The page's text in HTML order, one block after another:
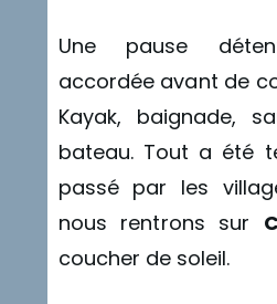
Une pause
accordée avant de
Kayak, baignade,
bateau. Tout a été
passé par les
nous rentrons sur
coucher de soleil.